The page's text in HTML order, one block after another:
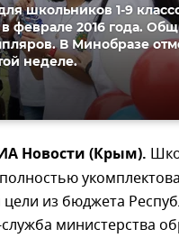
школьников 1-9
феврале 2016 года.
В Минобразе
неделе.
Новости (Крым).
из бюджета
министерства